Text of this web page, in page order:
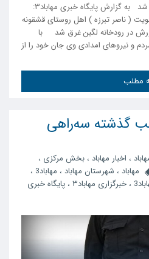
جوان مهابادی در رودخانه لگبن غرق شد به گزارش پایگاه خبری مهاباد۳:
( ناصر تبرزه ) اهل روستای قشقونه
در رودخانه لگبن غرق شد با
و نیروهای امدادی وی جان خود را از
مطلب
گذشته سه‌راهی
، اخبار مهاباد ، بخش مرکزی ،
مهاباد ، شهرستان مهاباد ، مهاباد3 ،
، خبرگزاری مهاباد۳ ، پایگاه خبری